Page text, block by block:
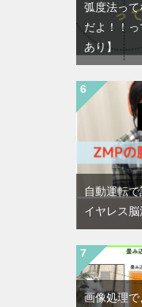
弧度法っ
だよ！！
あり】
自動運転
イヤレス
画像処理